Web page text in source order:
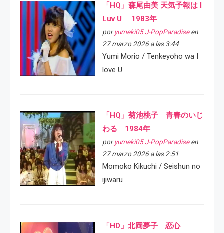
「HQ」森尾由美 天気予報は I
Luv U 1983年
por yumeki05 J-PopParadiseen
27 marzo 2026 a las 3:44
Yumi Morio / Tenkeyoho wa I
love U
「HQ」菊池桃子 青春のいじ
わる 1984年
por yumeki05 J-PopParadiseen
27 marzo 2026 a las 2:51
Momoko Kikuchi / Seishun no
ijiwaru
「HD」北岡夢子 恋心